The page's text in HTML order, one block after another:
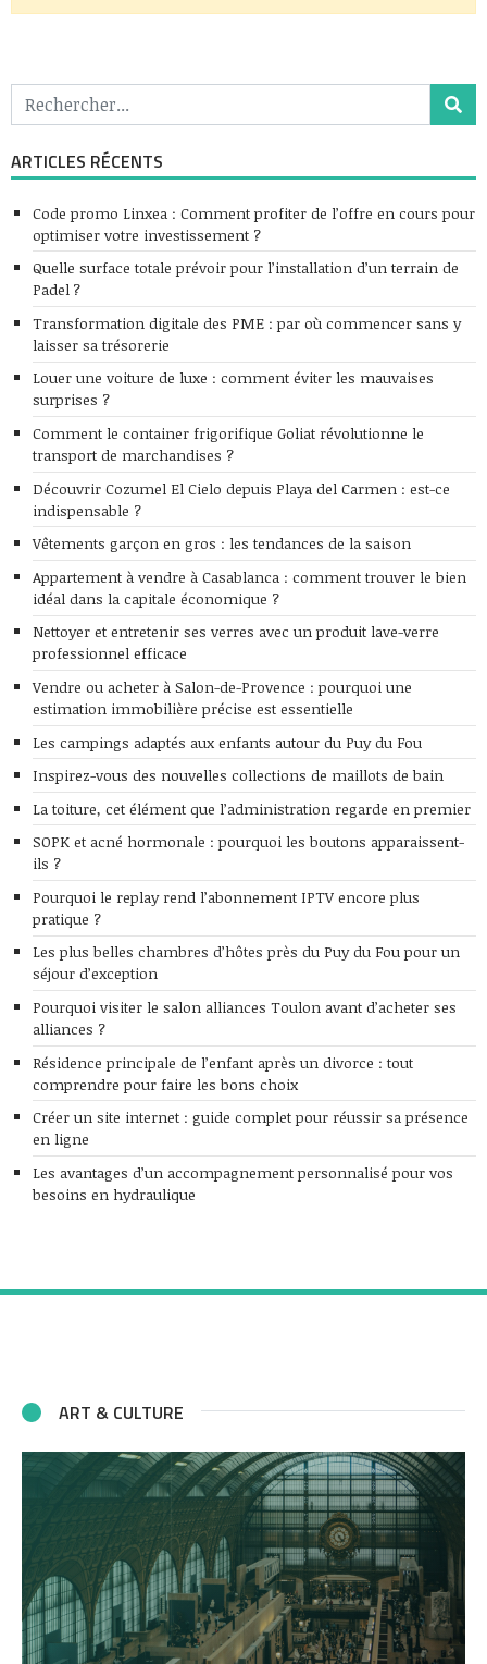
ARTICLES RÉCENTS
Code promo Linxea : Comment profiter de l’offre en cours pour
optimiser votre investissement ?
Quelle surface totale prévoir pour l’installation d’un terrain de
Padel ?
Transformation digitale des PME : par où commencer sans y
laisser sa trésorerie
Louer une voiture de luxe : comment éviter les mauvaises
surprises ?
Comment le container frigorifique Goliat révolutionne le
transport de marchandises ?
Découvrir Cozumel El Cielo depuis Playa del Carmen : est-ce
indispensable ?
Vêtements garçon en gros : les tendances de la saison
Appartement à vendre à Casablanca : comment trouver le bien
idéal dans la capitale économique ?
Nettoyer et entretenir ses verres avec un produit lave-verre
professionnel efficace
Vendre ou acheter à Salon-de-Provence : pourquoi une
estimation immobilière précise est essentielle
Les campings adaptés aux enfants autour du Puy du Fou
Inspirez-vous des nouvelles collections de maillots de bain
La toiture, cet élément que l’administration regarde en premier
SOPK et acné hormonale : pourquoi les boutons apparaissent-
ils ?
Pourquoi le replay rend l’abonnement IPTV encore plus
pratique ?
Les plus belles chambres d’hôtes près du Puy du Fou pour un
séjour d’exception
Pourquoi visiter le salon alliances Toulon avant d’acheter ses
alliances ?
Résidence principale de l’enfant après un divorce : tout
comprendre pour faire les bons choix
Créer un site internet : guide complet pour réussir sa présence
en ligne
Les avantages d’un accompagnement personnalisé pour vos
besoins en hydraulique
ART & CULTURE